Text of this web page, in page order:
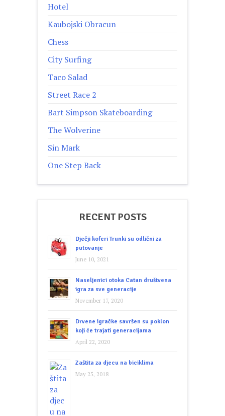
Hotel
Kaubojski Obracun
Chess
City Surfing
Taco Salad
Street Race 2
Bart Simpson Skateboarding
The Wolverine
Sin Mark
One Step Back
RECENT POSTS
Dječji koferi Trunki su odlični za
putovanje
June 10, 2021
Naseljenici otoka Catan društvena
igra za sve generacije
November 17, 2020
Drvene igračke savršen su poklon
koji će trajati generacijama
April 22, 2020
Zaštita za djecu na biciklima
May 25, 2018